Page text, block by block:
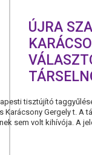
ÚJRA
tisztújító
Karácsony Gergely t. A
sem volt kihívója. A